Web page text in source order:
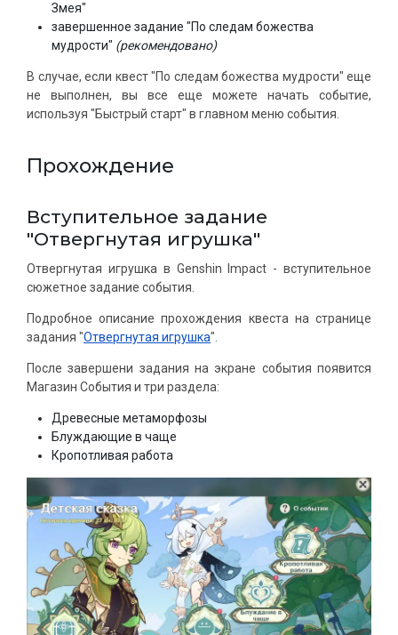
Змея"
завершенное задание "По следам божества
мудрости" (рекомендовано)
В случае, если квест "По следам божества мудрости" еще
не выполнен, вы все еще можете начать событие,
используя "Быстрый старт" в главном меню события.
Прохождение
Вступительное задание
"Отвергнутая игрушка"
Отвергнутая игрушка в Genshin Impact - вcтупительное
сюжетное задание события.
Подробное описание прохождения квеста на странице
задания "Отвергнутая игрушка".
После завершени задания на экране события появится
Магазин События и три раздела:
Древесные метаморфозы
Блуждающие в чаще
Кропотливая работа